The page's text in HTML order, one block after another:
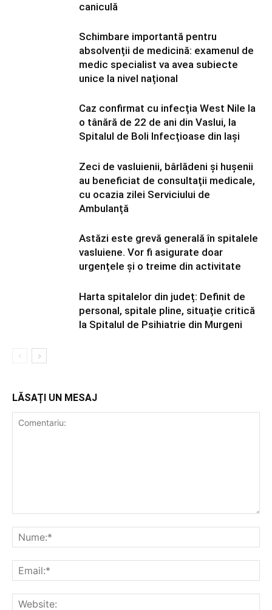
caniculă
Schimbare importantă pentru
absolvenții de medicină: examenul de
medic specialist va avea subiecte
unice la nivel național
Caz confirmat cu infecția West Nile la
o tânără de 22 de ani din Vaslui, la
Spitalul de Boli Infecțioase din Iași
Zeci de vasluienii, bârlădeni și hușenii
au beneficiat de consultații medicale,
cu ocazia zilei Serviciului de
Ambulanță
Astăzi este grevă generală în spitalele
vasluiene. Vor fi asigurate doar
urgențele și o treime din activitate
Harta spitalelor din județ: Definit de
personal, spitale pline, situație critică
la Spitalul de Psihiatrie din Murgeni
LĂSAȚI UN MESAJ